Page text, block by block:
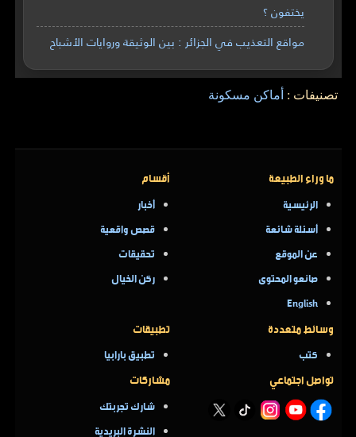
يختفون ؟
مواقع التعذيب في الجزائر : بين الوثيقة وروايات الأشباح
تصنيفات : أماكن مسكونة
ما وراء الطبيعة
الرئيسية
أسئلة شائعة
عن الموقع
صانعو المحتوى
English
أقسام
أخبار
قصص واقعية
تحقيقات
ركن الخيال
وسائط متعددة
كتب
تطبيقات
تطبيق بارابيا
تواصل اجتماعي مشاركات
شارك تجربتك
النشرة البريدية